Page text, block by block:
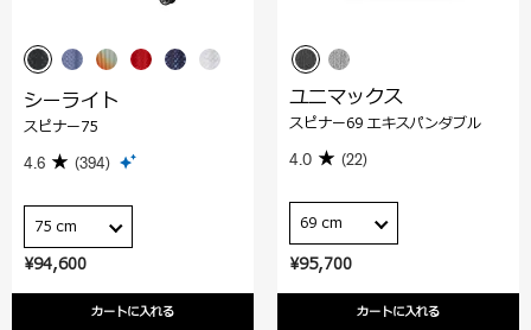
¥94,600
カートに入れる
シーライト
スピナー75
4.6 (394)
75 cm
¥95,700
カートに入れる
ユニマックス
スピナー69 エキスパンダブル
4.0 (22)
69 cm